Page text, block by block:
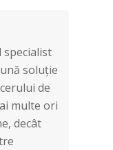
soluție
de
multe ori
decât